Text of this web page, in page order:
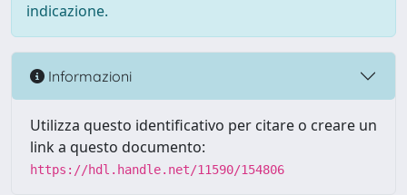
indicazione.
Informazioni
Utilizza questo identificativo per citare o creare un
link a questo documento:
https://hdl.handle.net/11590/154806